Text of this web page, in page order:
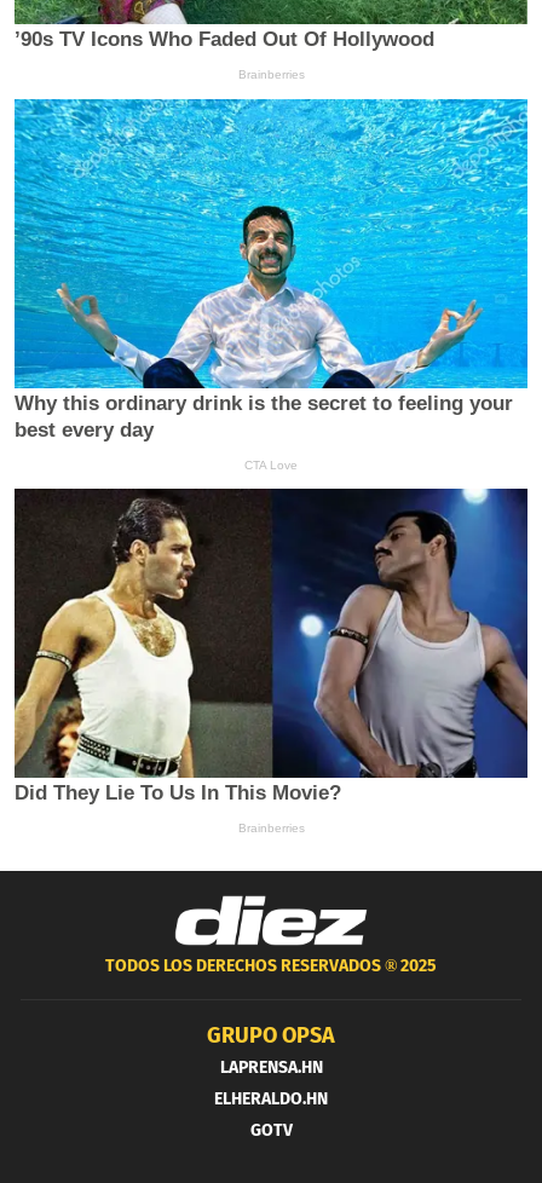
TODOS LOS DERECHOS RESERVADOS ®2025
GRUPO OPSA
LAPRENSA.HN
ELHERALDO.HN
GOTV